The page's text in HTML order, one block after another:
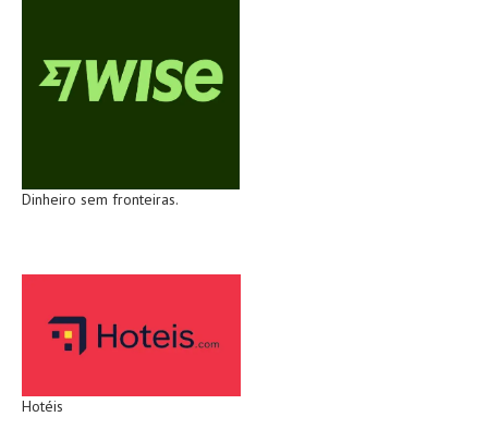
Dinheiro sem fronteiras.
Hotéis